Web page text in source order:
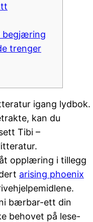
begjæring
trenger
igang lydbok.
kan du
Tibi –
opplæring i tillegg
arising phoenix
bærbar-ett din
behovet på lese-